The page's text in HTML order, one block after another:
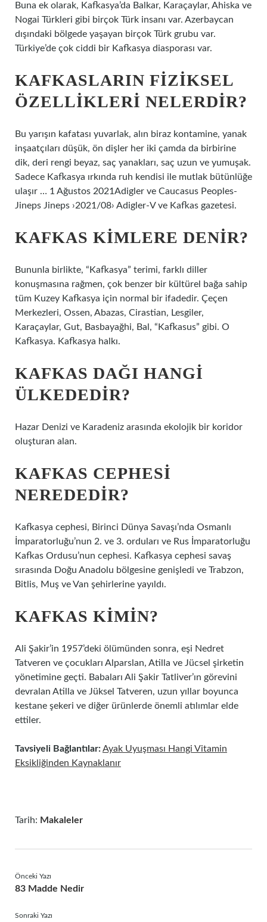
Buna ek olarak, Kafkasya’da Balkar, Karaçaylar, Ahiska ve
Nogai Türkleri gibi birçok Türk insanı var. Azerbaycan
dışındaki bölgede yaşayan birçok Türk grubu var.
Türkiye’de çok ciddi bir Kafkasya diasporası var.
KAFKASLARIN FIZIKSEL
ÖZELLIKLERI NELERDIR?
Bu yarışın kafatası yuvarlak, alın biraz kontamine, yanak
inşaatçıları düşük, ön dişler her iki çamda da birbirine
dik, deri rengi beyaz, saç yanakları, saç uzun ve yumuşak.
Sadece Kafkasya ırkında ruh kendisi ile mutlak bütünlüğe
ulaşır … 1 Ağustos 2021Adigler ve Caucasus Peoples-
Jineps Jineps ›2021/08› Adigler-V ve Kafkas gazetesi.
KAFKAS KIMLERE DENIR?
Bununla birlikte, “Kafkasya” terimi, farklı diller
konuşmasına rağmen, çok benzer bir kültürel bağa sahip
tüm Kuzey Kafkasya için normal bir ifadedir. Çeçen
Merkezleri, Ossen, Abazas, Cirastian, Lesgiler,
Karaçaylar, Gut, Basbayağhi, Bal, “Kafkasus” gibi. O
Kafkasya. Kafkasya halkı.
KAFKAS DAĞI HANGI
ÜLKEDEDIR?
Hazar Denizi ve Karadeniz arasında ekolojik bir koridor
oluşturan alan.
KAFKAS CEPHESI
NEREDEDIR?
Kafkasya cephesi, Birinci Dünya Savaşı’nda Osmanlı
İmparatorluğu’nun 2. ve 3. orduları ve Rus İmparatorluğu
Kafkas Ordusu’nun cephesi. Kafkasya cephesi savaş
sırasında Doğu Anadolu bölgesine genişledi ve Trabzon,
Bitlis, Muş ve Van şehirlerine yayıldı.
KAFKAS KIMIN?
Ali Şakir’in 1957’deki ölümünden sonra, eşi Nedret
Tatveren ve çocukları Alparslan, Atilla ve Jücsel şirketin
yönetimine geçti. Babaları Ali Şakir Tatliver’ın görevini
devralan Atilla ve Jüksel Tatveren, uzun yıllar boyunca
kestane şekeri ve diğer ürünlerde önemli atılımlar elde
ettiler.
Tavsiyeli Bağlantılar:Ayak Uyuşması Hangi Vitamin
Eksikliğinden Kaynaklanır
Tarih: Makaleler
Önceki Yazı
83 Madde Nedir
Sonraki Yazı